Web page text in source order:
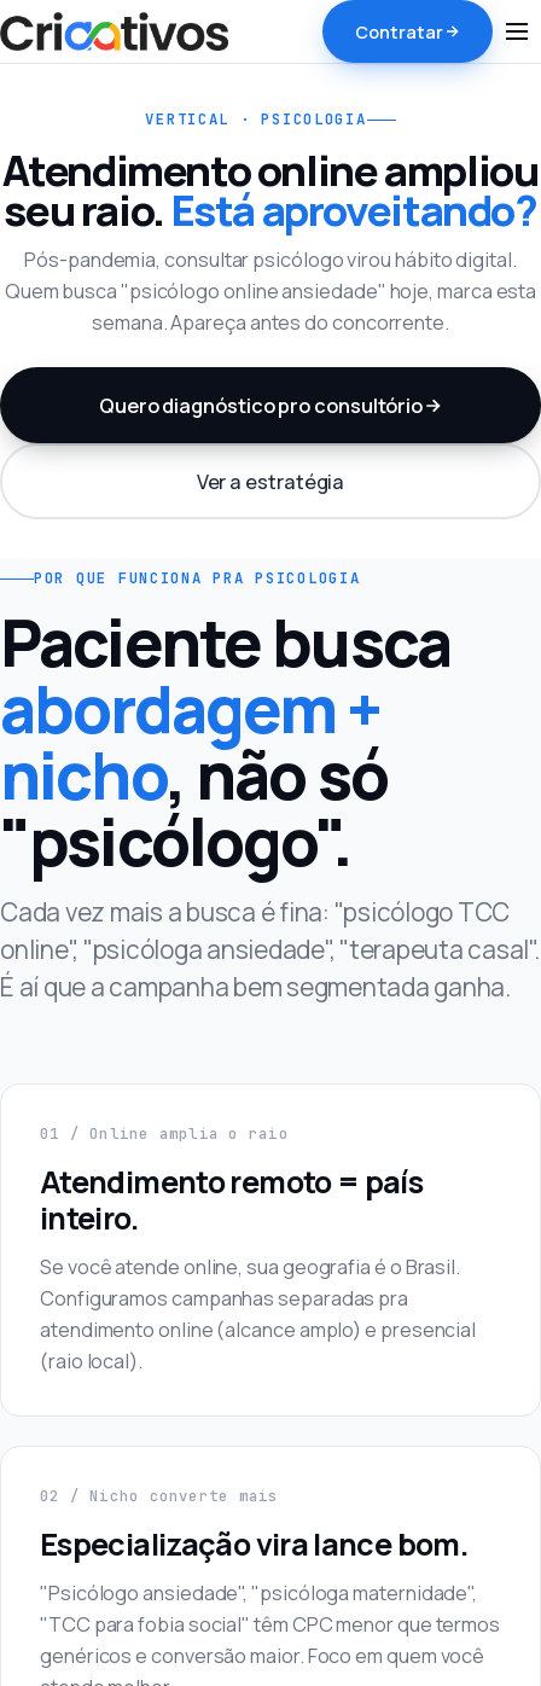
Contratar
VERTICAL · PSICOLOGIA
Atendimento online ampliou
seu raio. Está aproveitando?
Pós-pandemia, consultar psicólogo virou hábito digital.
Quem busca "psicólogo online ansiedade" hoje, marca esta
semana. Apareça antes do concorrente.
Quero diagnóstico pro consultório
Ver a estratégia
POR QUE FUNCIONA PRA PSICOLOGIA
Paciente busca
abordagem +
nicho, não só
"psicólogo".
Cada vez mais a busca é fina: "psicólogo TCC
online", "psicóloga ansiedade", "terapeuta casal".
É aí que a campanha bem segmentada ganha.
01 / Online amplia o raio
Atendimento remoto = país
inteiro.
Se você atende online, sua geografia é o Brasil.
Configuramos campanhas separadas pra
atendimento online (alcance amplo) e presencial
(raio local).
02 / Nicho converte mais
Especialização vira lance bom.
"Psicólogo ansiedade", "psicóloga maternidade",
"TCC para fobia social" têm CPC menor que termos
genéricos e conversão maior. Foco em quem você